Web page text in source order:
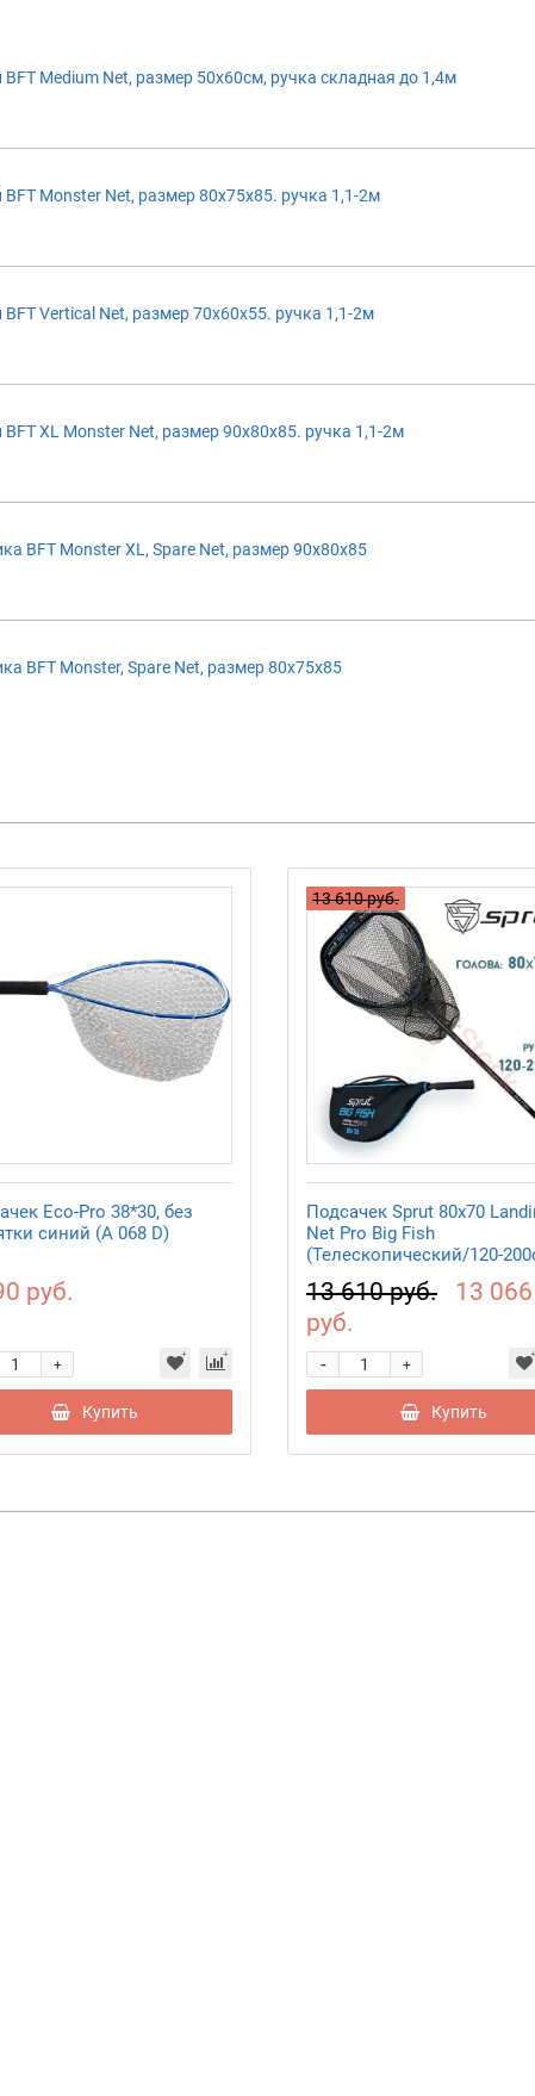
Medium Net, размер 50x60см, ручка складная до 1,4м
Monster Net, размер 80x75x85. ручка 1,1-2м
Vertical Net, размер 70x60x55. ручка 1,1-2м
XL Monster Net, размер 90x80x85. ручка 1,1-2м
BFT Monster XL, Spare Net, размер 90x80x85
BFT Monster, Spare Net, размер 80x75x85
Eco-Pro 38*30, без
синий (А 068 D)
руб.
+
Купить
13 610 руб.
Подсачек Sprut 80x70
Net Pro Big Fish
(Телескопический/120-
13 610 руб.
13 066
руб.
+
-
Купить